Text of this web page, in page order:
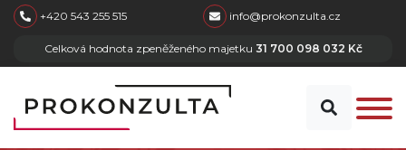
skip to main content
+420 543 255 515 info@prokonzulta.cz
Celková hodnota zpeněženého majetku 31 700 098 032 Kč